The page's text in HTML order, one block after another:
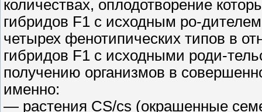
количествах, оплодотворение
гибридов F1 с исходным ро-
четырех фенотипических типов в
гибридов F1 с исходными роди-
получению организмов в
именно:
— растения CS/cs (окрашенные